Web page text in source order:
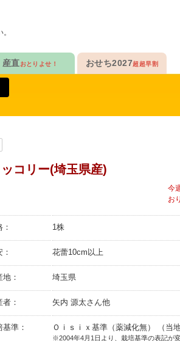
産直おとりよせ！
人気No.3
人気No.4
貴重な黄桃食べ比べ
奥山さんの幸せの黄桃
夏にピッタリ
モチモチ食感チーズ
おせち2027超超早割
自慢はローストビーフ
クリームチーズたっぷり
人気品目を増量！
家族でたっぷり楽しむ
人気二段重「高砂」と
本格中華オードブル
コリー(埼玉県産)
1株
： 花蕾10cm以上
： 埼玉県
： 矢内 源太さん他
基準： Ｏｉｓｉｘ基準（薬減化無） （当地
※2004年4月1日より、栽培基準の表記が